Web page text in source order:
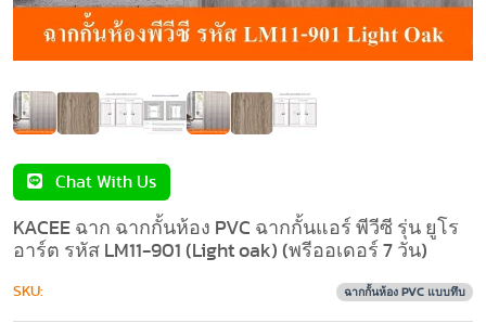
Chat With Us
KACEE ฉาก ฉากกั้นห้อง PVC ฉากกั้นแอร์ พีวีซี รุ่น ยูโร
อาร์ต รหัส LM11-901 (Light oak) (พรีออเดอร์ 7 วัน)
SKU: ฉากกั้นห้อง PVC แบบทึบ